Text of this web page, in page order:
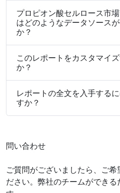
プロピオン酸セルロース市
はどのようなデータソース
か？
このレポートをカスタマイ
か？
レポートの全文を入手する
すか？
問い合わせ
ご質問がございましたら、ご希
ださい。弊社のチームができる